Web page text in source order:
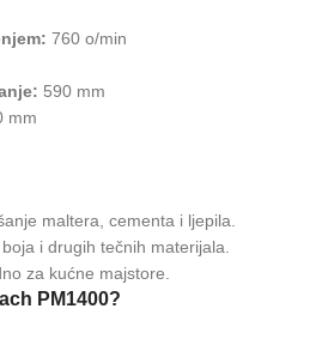
760 o/min
590 mm
mm
maltera, cementa i ljepila.
i drugih tečnih materijala.
za kućne majstore.
PM1400?